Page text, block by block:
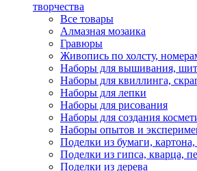
творчества
Все товары
Алмазная мозаика
Гравюры
Живопись по холсту,
Наборы для вышивания,
Наборы для квиллинга,
Наборы для лепки
Наборы для рисования
Наборы для создания
Наборы опытов и
Поделки из бумаги,
Поделки из гипса, кварца,
Поделки из дерева